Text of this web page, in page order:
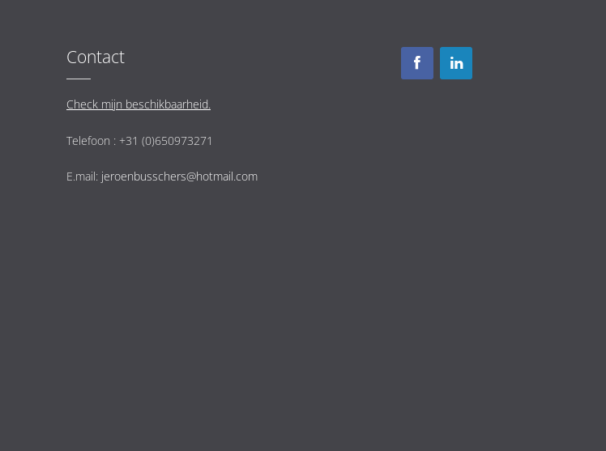
Contact
Check mijn beschikbaarheid.
Telefoon : +31 (0)650973271
E.mail: jeroenbusschers@hotmail.com